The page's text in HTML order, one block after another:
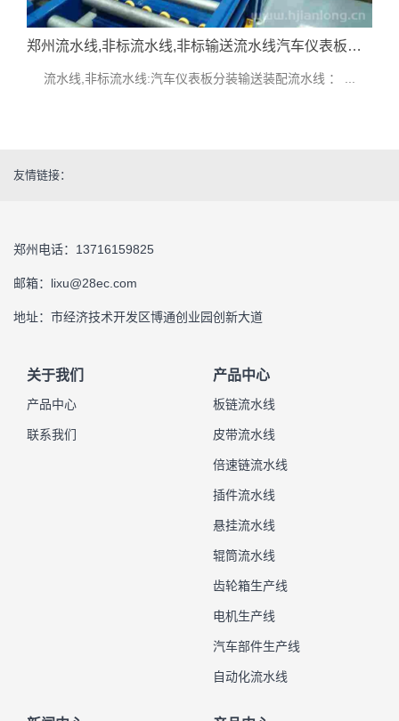
郑州流水线,非标流水线,非标输送流水线汽车仪表板分装输送装配流水线技术指标参考
友情链接：
郑州电话：13716159825
邮箱：lixu@28ec.com
地址：市经济技术开发区博通创业园创新大道
关于我们
产品中心
联系我们
产品中心
板链流水线
皮带流水线
倍速链流水线
插件流水线
悬挂流水线
辊筒流水线
齿轮箱生产线
电机生产线
汽车部件生产线
自动化流水线